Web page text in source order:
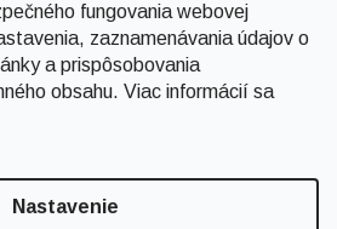
fungovania webovej
zaznamenávania údajov o
a prispôsobovania
obsahu. Viac informácií sa
Nastavenie